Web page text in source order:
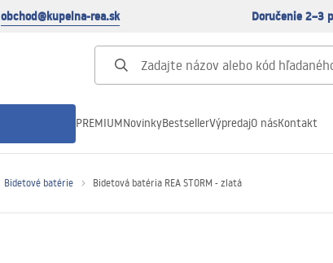
obchod@kupelna-rea.sk Doručenie 2–3
PREMIUMNovinkyBestsellerVýpredajO násKontakt
Bidetové batérie Bidetová batéria REA STORM - zlatá